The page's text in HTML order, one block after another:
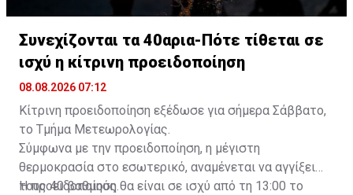
Συνεχίζονται τα 40αρια-Πότε τίθεται σε
ισχύ η κίτρινη προειδοποίηση
08.08.2026 07:12
Κίτρινη προειδοποίηση εξέδωσε για σήμερα Σάββατο,
το Τμήμα Μετεωρολογίας.
Σύμφωνα με την προειδοποίηση, η μέγιστη
θερμοκρασία στο εσωτερικό, αναμένεται να αγγίξει
τους 40 βαθμούς.
Η προειδοποίηση θα είναι σε ισχύ από τη 13:00 το